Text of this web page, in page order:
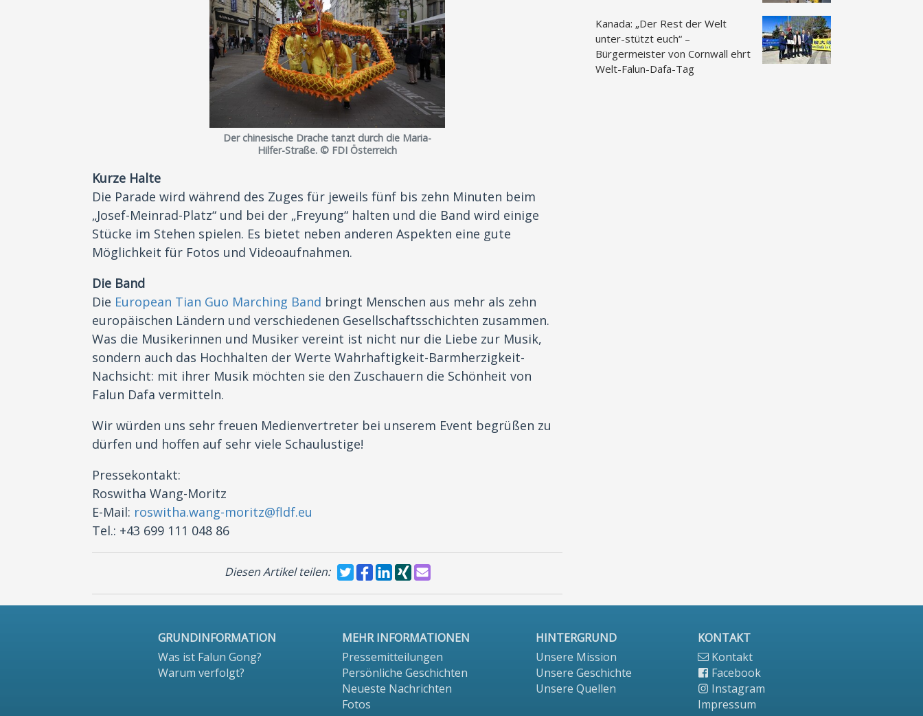
Der chinesische Drache tanzt durch die Maria-
Hilfer-Straße. © FDI Österreich
Kurze Halte
Die Parade wird während des Zuges für jeweils fünf bis zehn Minuten beim
„Josef-Meinrad-Platz“ und bei der „Freyung“ halten und die Band wird einige
Stücke im Stehen spielen. Es bietet neben anderen Aspekten eine gute
Möglichkeit für Fotos und Videoaufnahmen.
Die Band
Die European Tian Guo Marching Band bringt Menschen aus mehr als zehn
europäischen Ländern und verschiedenen Gesellschaftsschichten zusammen.
Was die Musikerinnen und Musiker vereint ist nicht nur die Liebe zur Musik,
sondern auch das Hochhalten der Werte Wahrhaftigkeit-Barmherzigkeit-
Nachsicht: mit ihrer Musik möchten sie den Zuschauern die Schönheit von
Falun Dafa vermitteln.
Wir würden uns sehr freuen Medienvertreter bei unserem Event begrüßen zu
dürfen und hoffen auf sehr viele Schaulustige!
Pressekontakt:
Roswitha Wang-Moritz
E-Mail: roswitha.wang-moritz@fldf.eu
Tel.: +43 699 111 048 86
Diesen Artikel teilen:
Kanada: „Der Rest der Welt
unter-stützt euch“ –
Bürgermeister von Cornwall ehrt
Welt-Falun-Dafa-Tag
GRUNDINFORMATION
Was ist Falun Gong?
Warum verfolgt?
MEHR INFORMATIONEN
Pressemitteilungen
Persönliche Geschichten
Neueste Nachrichten
Fotos
HINTERGRUND
Unsere Mission
Unsere Geschichte
Unsere Quellen
KONTAKT
Kontakt
Facebook
Instagram
Impressum